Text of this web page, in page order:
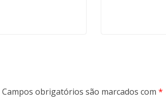
Campos obrigatórios são marcados com *